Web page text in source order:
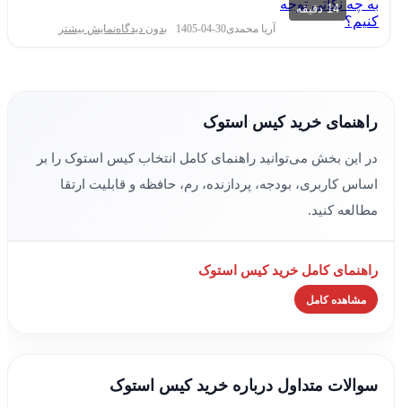
14 دقیقه
آریا محمدی1405-04-30 بدون دیدگاهنمایش بیشتر
12 دقیقه
آریا محمدی1405-04-30 بدون دیدگاهنمایش بیشتر
18 دقیقه
راهنمای خرید کیس استوک
در این بخش می‌توانید راهنمای کامل انتخاب کیس استوک را بر
اساس کاربری، بودجه، پردازنده، رم، حافظه و قابلیت ارتقا
مطالعه کنید.
راهنمای کامل خرید کیس استوک
سوالات متداول درباره خرید کیس استوک